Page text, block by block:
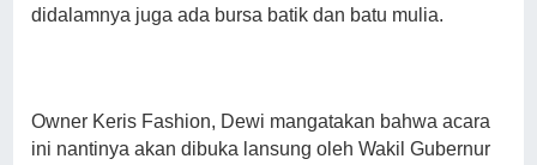
didalamnya juga ada bursa batik dan batu mulia.
Owner Keris Fashion, Dewi mangatakan bahwa acara
ini nantinya akan dibuka lansung oleh Wakil Gubernur